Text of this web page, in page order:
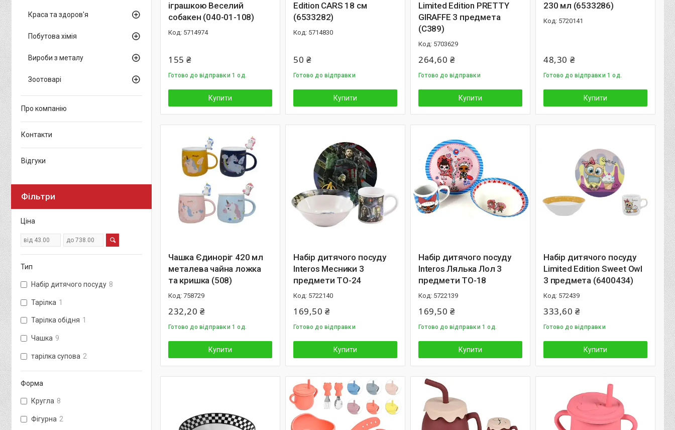
іграшкою Веселий
собакен (040-01-108)
5714974
155 ₴
Готово до відправки 1 од.
Купити
Edition CARS 18 см
(6533282)
5714830
50 ₴
Готово до відправки
Купити
Limited Edition PRETTY
GIRAFFE 3 предмета
(C389)
5703629
264,60 ₴
Готово до відправки
Купити
230 мл (6533286)
5720141
48,30 ₴
Готово до відправки 1 од.
Купити
Чашка Єдиноріг 420 мл
металева чайна ложка
та кришка (508)
758729
232,20 ₴
Готово до відправки 1 од.
Купити
Набір дитячого посуду
Interos Месники 3
предмети TO-24
5722140
169,50 ₴
Готово до відправки
Купити
Набір дитячого посуду
Interos Лялька Лол 3
предмети TO-18
5722139
169,50 ₴
Готово до відправки 1 од.
Купити
Набір дитячого посуду
Limited Edition Sweet Owl
3 предмета (6400434)
572439
333,60 ₴
Готово до відправки
Купити
Краса та здоров'я
Побутова хімія
Вироби з металу
Зоотоварі
Про компанію
Контакти
Відгуки
Фільтри
Ціна
Тип
Набір дитячого посуду 8
Тарілка 1
Тарілка обідня 1
Чашка 9
тарілка супова 2
Форма
Кругла 8
Фігурна 2